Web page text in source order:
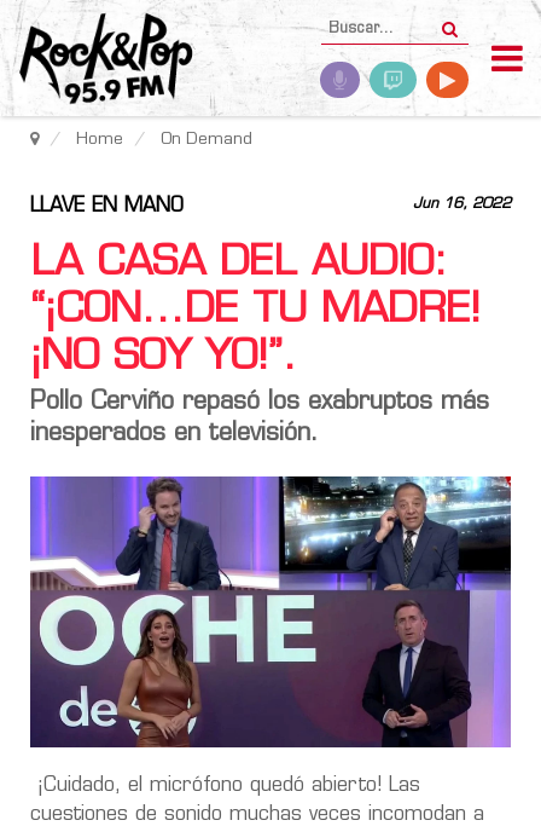
Home On Demand
Jun 16, 2022
LLAVE EN MANO
LA CASA DEL AUDIO:
“¡CON...DE TU MADRE!
¡NO SOY YO!”.
Pollo Cerviño repasó los exabruptos más
inesperados en televisión.
¡Cuidado, el micrófono quedó abierto! Las
cuestiones de sonido muchas veces incomodan a